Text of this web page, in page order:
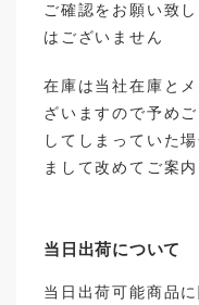
ご確認をお願い致
はございません
在庫は当社在庫と
ざいますので予め
してしまっていた
まして改めてご案
当日出荷について
当日出荷可能商品